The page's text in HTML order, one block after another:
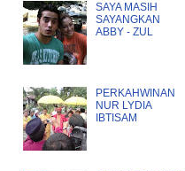
SAYA MASIH
SAYANGKAN
ABBY - ZUL
PERKAHWINAN
NUR LYDIA
IBTISAM